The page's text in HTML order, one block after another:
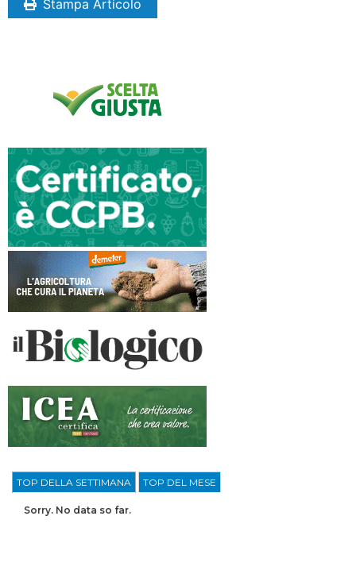
Stampa Articolo
TOP DELLA SETTIMANA TOP DEL MESE
Sorry. No data so far.